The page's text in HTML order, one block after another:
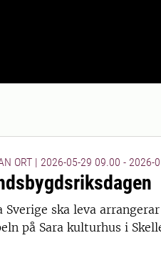
2026-31-05 15:00
ORT | 2026-05-29 09.00 - 2026-
Sverige ska leva
på Sara kulturhus i